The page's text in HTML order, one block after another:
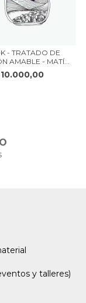
- TRATADO DE
AMABLE - MATÍ...
y talleres)